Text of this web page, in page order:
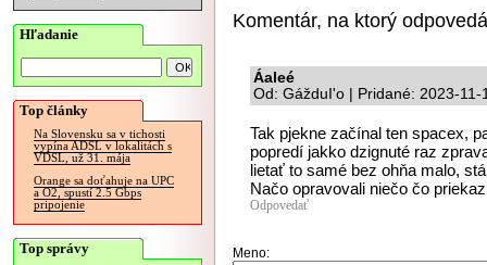
Hľadanie
Top články
Na Slovensku sa v tichosti
vypína ADSL v lokalitách s
VDSL, už 31. mája
Orange sa doťahuje na UPC
a O2, spustí 2.5 Gbps
pripojenie
Top správy
Komentár, na ktorý
Áaleé
Od: GážduI'o | Pridané: 2023-11-
Tak pjekne začínal ten spacex,
popredí jakko dzignuté raz
lietať to samé bez ohňa malo,
Načo opravovali niečo čo
Odpovedať
Meno: